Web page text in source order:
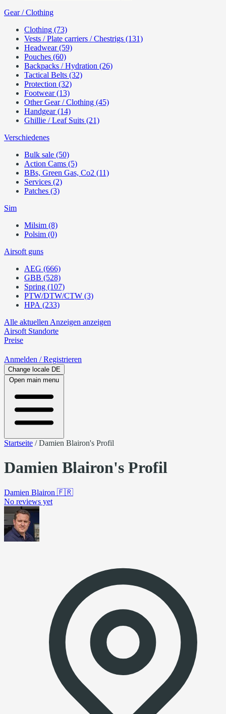
Gear / Clothing
Clothing (73)
Vests / Plate carriers / Chestrigs (131)
Headwear (59)
Pouches (60)
Backpacks / Hydration (26)
Tactical Belts (32)
Protection (32)
Footwear (13)
Other Gear / Clothing (45)
Handgear (14)
Ghillie / Leaf Suits (21)
Verschiedenes
Bulk sale (50)
Action Cams (5)
BBs, Green Gas, Co2 (11)
Services (2)
Patches (3)
Sim
Milsim (8)
Polsim (0)
Airsoft guns
AEG (666)
GBB (528)
Spring (107)
PTW/DTW/CTW (3)
HPA (233)
Alle aktuellen Anzeigen anzeigen
Airsoft Standorte
Preise
Anmelden / Registrieren
Change locale DE
Open main menu
Startseite /Damien Blairon's Profil
Damien Blairon's Profil
Damien Blairon 🇫🇷
No reviews yet